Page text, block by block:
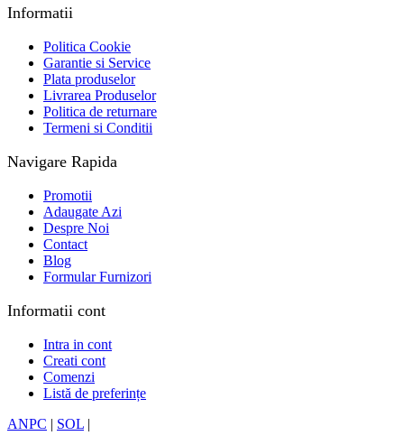
Informatii
Politica Cookie
Garantie si Service
Plata produselor
Livrarea Produselor
Politica de returnare
Termeni si Conditii
Navigare Rapida
Promotii
Adaugate Azi
Despre Noi
Contact
Blog
Formular Furnizori
Informatii cont
Intra in cont
Creati cont
Comenzi
Listă de preferințe
ANPC | SOL |